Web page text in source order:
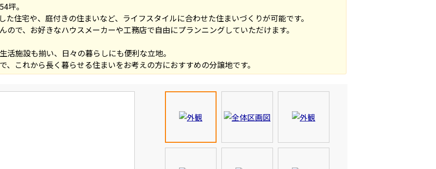
坪。
た住宅や、庭付きの住まいなど、ライフスタイルに合わせた住まいづくりが可能です。
ので、お好きなハウスメーカーや工務店で自由にプランニングしていただけます。
活施設も揃い、日々の暮らしにも便利な立地。
、これから長く暮らせる住まいをお考えの方におすすめの分譲地です。